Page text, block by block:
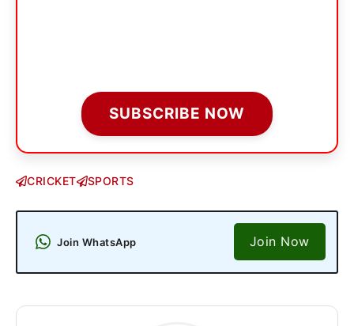
SUBSCRIBE NOW
CRICKET SPORTS
Join WhatsApp Join Now